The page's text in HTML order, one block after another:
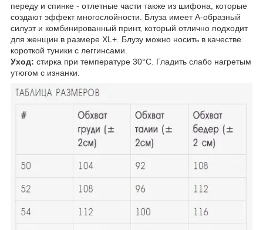
переду и спинке - отлетные части также из шифона, которые
создают эффект многослойности. Блуза имеет А-образный
силуэт и комбинированный принт, который отлично подходит
для женщин в размере XL+. Блузу можно носить в качестве
короткой туники с леггинсами.
Уход: стирка при температуре 30°C. Гладить слабо нагретым
утюгом с изнанки.